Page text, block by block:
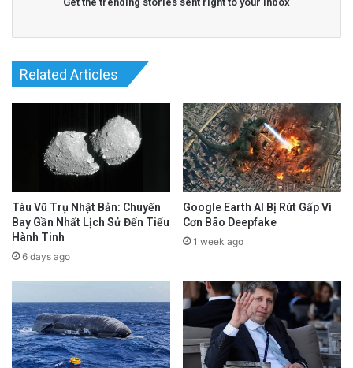
Related Articles
Tàu Vũ Trụ Nhật Bản: Chuyến
Bay Gần Nhất Lịch Sử Đến Tiểu
Hành Tinh
6 days ago
Google Earth AI Bị Rút Gấp Vì
Cơn Bão Deepfake
1 week ago